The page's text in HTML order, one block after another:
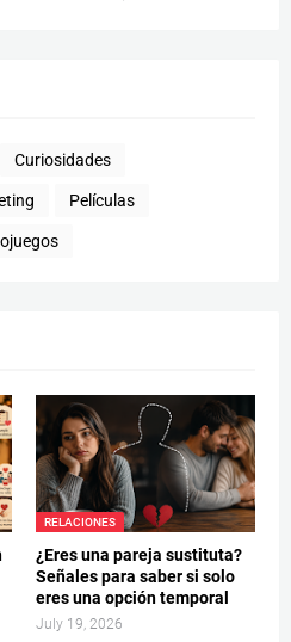
Curiosidades
Películas
RELACIONES
¿Eres una pareja sustituta?
Señales para saber si solo
eres una opción temporal
July 19, 2026